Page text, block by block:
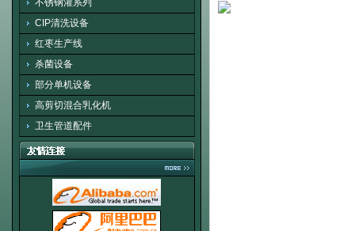
不锈钢灌系列
CIP清洗设备
红枣生产线
杀菌设备
部分单机设备
高剪切混合乳化机
卫生管道配件